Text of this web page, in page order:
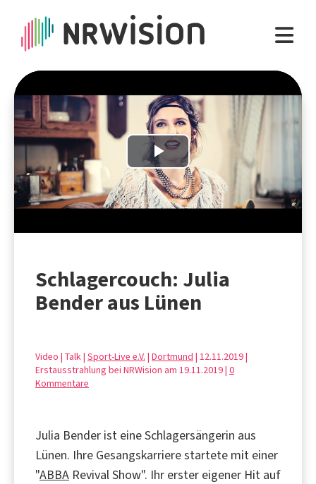
Play
Video
Schlagercouch: Julia
Bender aus Lünen
Video | Talk | Sport-Live e.V. | Dortmund | 12.11.2019 |
Erstausstrahlung bei NRWision am 19.11.2019 | 0
Kommentare
Julia Bender ist eine Schlagersängerin aus
Lünen. Ihre Gesangskarriere startete mit einer
"ABBA Revival Show". Ihr erster eigener Hit auf